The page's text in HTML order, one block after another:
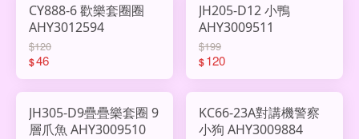
CY888-6 歡樂套圈圈
AHY3012594
$120
$46
JH205-D12 小鴨
AHY3009511
$199
$120
JH305-D9疊疊樂套圈 9
層爪魚 AHY3009510
KC66-23A對講機警察
小狗 AHY3009884